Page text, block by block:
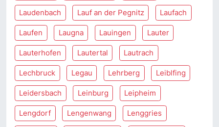
Laudenbach Lauf an der Pegnitz Laufach
Laufen Laugna Lauingen Lauter
Lauterhofen Lautertal Lautrach
Lechbruck Legau Lehrberg Leiblfing
Leidersbach Leinburg Leipheim
Lengdorf Lengenwang Lenggries